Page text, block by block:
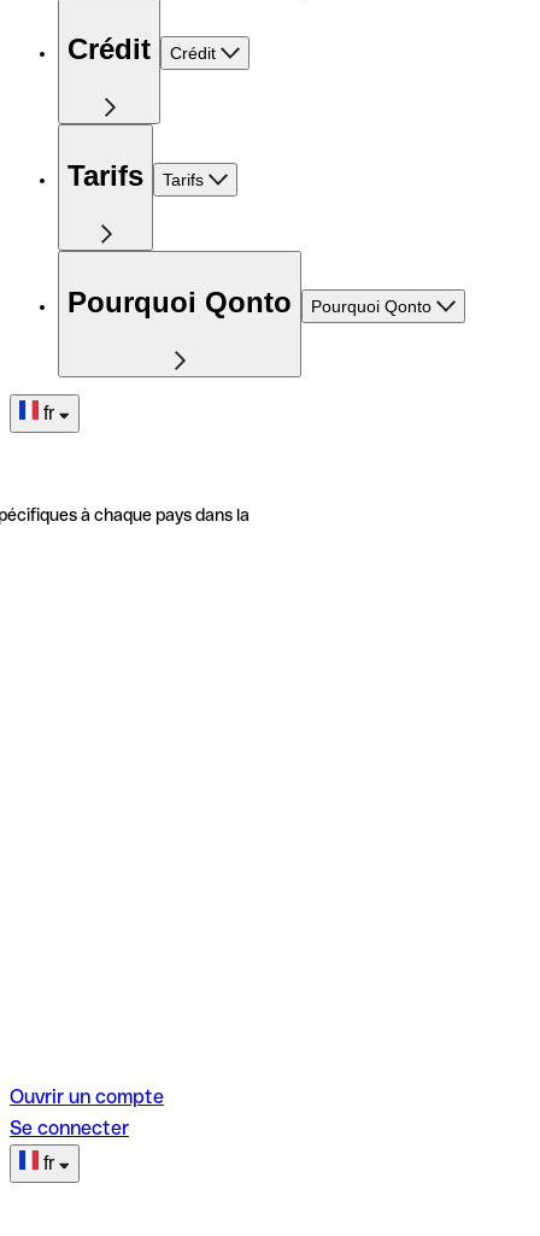
Crédit Crédit
Tarifs Tarifs
Pourquoi Qonto Pourquoi Qonto
fr
à chaque pays dans la
Ouvrir un compte
Se connecter
fr